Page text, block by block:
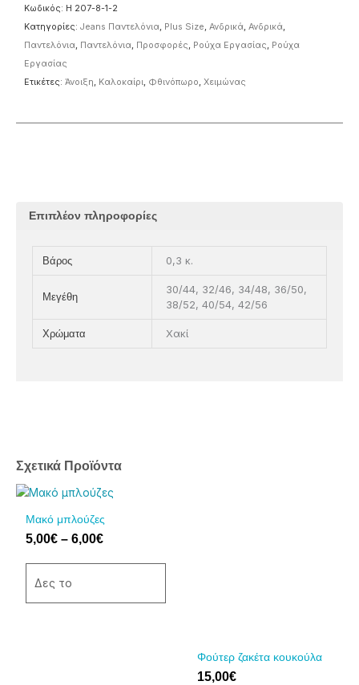
Σχετικά Προϊόντα
Μακό μπλούζες
5,00€ – 6,00€
Price
5,00€
through
Δες το
Αυτό
προϊόν
έχει
πολλαπλές
παραλλαγές.
Φούτερ ζακέτα κουκούλα
15,00€
Κωδικός: H 207-8-1-2
Κατηγορίες: Jeans Παντελόνια, Plus Size, Ανδρικά, Ανδρικά,
Παντελόνια, Παντελόνια, Προσφορές, Ρούχα Εργασίας, Ρούχα
Εργασίας
Ετικέτες: Άνοιξη, Καλοκαίρι, Φθινόπωρο, Χειμώνας
Επιπλέον πληροφορίες
Βάρος 0,3 κ.
Μεγέθη
30/44, 32/46, 34/48, 36/50,
38/52, 40/54, 42/56
Χρώματα Χακί